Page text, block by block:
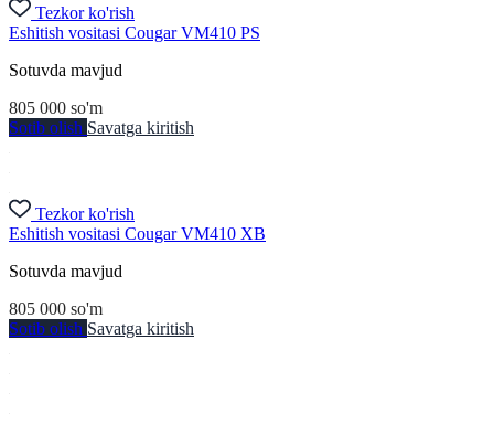
Tezkor ko'rish
Eshitish vositasi Cougar VM410 PS
Sotuvda mavjud
805 000 so'm
Sotib olish Savatga kiritish
Tezkor ko'rish
Eshitish vositasi Cougar VM410 XB
Sotuvda mavjud
805 000 so'm
Sotib olish Savatga kiritish